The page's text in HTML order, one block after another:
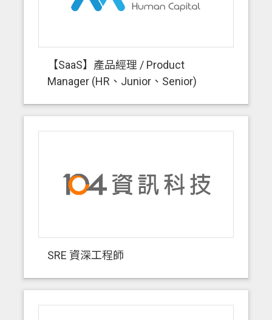
【SaaS】產品經理 / Product
Manager (HR、Junior、Senior)
SRE 資深工程師